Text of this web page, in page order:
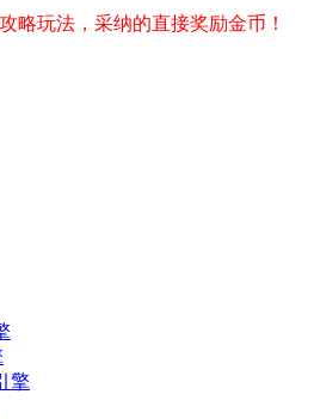
略玩法，采纳的直接奖励金币！
擎